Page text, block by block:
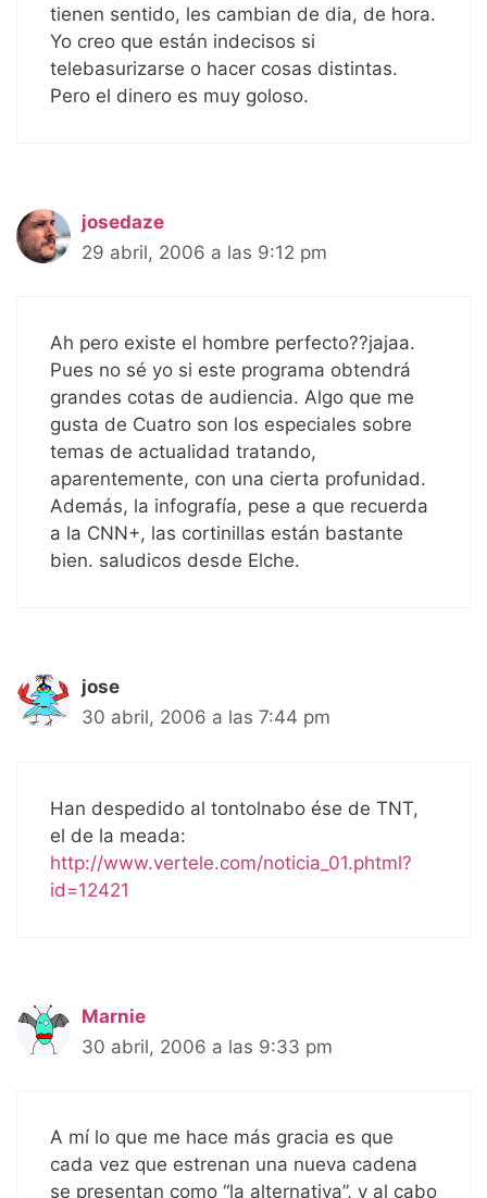
tienen sentido, les cambian de dia, de hora.
Yo creo que están indecisos si
telebasurizarse o hacer cosas distintas.
Pero el dinero es muy goloso.
josedaze
29 abril, 2006 a las 9:12 pm
Ah pero existe el hombre perfecto??jajaa.
Pues no sé yo si este programa obtendrá
grandes cotas de audiencia. Algo que me
gusta de Cuatro son los especiales sobre
temas de actualidad tratando,
aparentemente, con una cierta profunidad.
Además, la infografía, pese a que recuerda
a la CNN+, las cortinillas están bastante
bien. saludicos desde Elche.
jose
30 abril, 2006 a las 7:44 pm
Han despedido al tontolnabo ése de TNT,
el de la meada:
http://www.vertele.com/noticia_01.phtml?
id=12421
Marnie
30 abril, 2006 a las 9:33 pm
A mí lo que me hace más gracia es que
cada vez que estrenan una nueva cadena
se presentan como “la alternativa”, y al cabo